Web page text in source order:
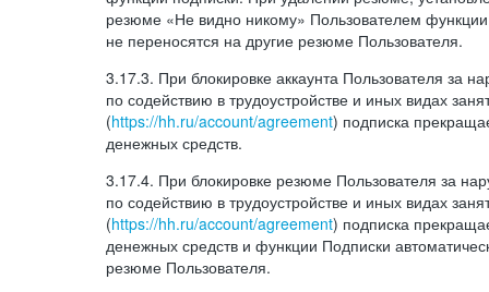
резюме «Не видно никому» Пользователем функции
не переносятся на другие резюме Пользователя.
3.17.3. При блокировке аккаунта Пользователя за
по содействию в трудоустройстве и иных видах
(https://hh.ru/account/agreement) подписка
денежных средств.
3.17.4. При блокировке резюме Пользователя за
по содействию в трудоустройстве и иных видах
(https://hh.ru/account/agreement) подписка
денежных средств и функции Подписки
резюме Пользователя.